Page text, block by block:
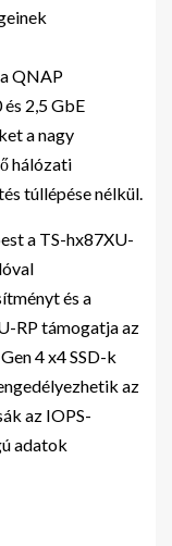
QNAP
2,5 GbE
a nagy
hálózati
túllépése nélkül.
a TS-hx87XU-
és a
RP támogatja az
4 x4 SSD-k
az
az IOPS-
adatok